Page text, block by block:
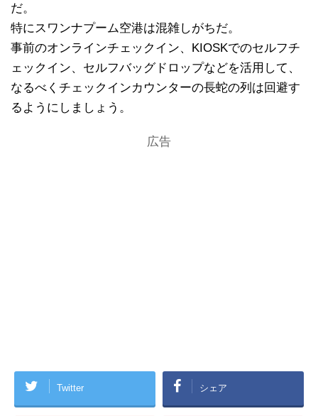
だ。
特にスワンナプーム空港は混雑しがちだ。
事前のオンラインチェックイン、KIOSKでのセルフチ
ェックイン、セルフバッグドロップなどを活用して、
なるべくチェックインカウンターの長蛇の列は回避す
るようにしましょう。
広告
Twitter シェア